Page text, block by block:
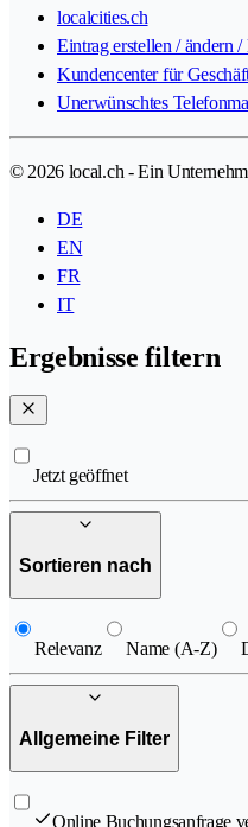
localcities.ch
Eintrag erstellen / ändern /
Kundencenter für
Unerwünschtes
© 2026 local.ch - Ein
DE
EN
FR
IT
Ergebnisse filtern
Jetzt geöffnet
Sortieren nach
Relevanz Name (A-Z)
Allgemeine Filter
Online Buchungsanfrage